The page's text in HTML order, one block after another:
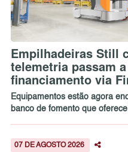
Empilhadeiras Still
telemetria passam
financiamento via
Equipamentos estão agora
banco de fomento que
07 DE AGOSTO 2026